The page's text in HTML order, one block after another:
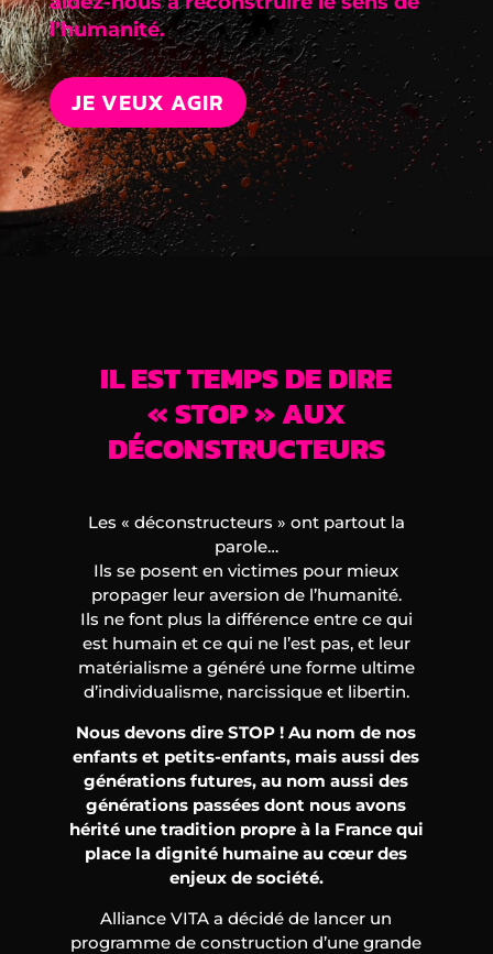
l’humanité.
JE VEUX AGIR
IL EST TEMPS DE DIRE
« STOP » AUX
DÉCONSTRUCTEURS
Les « déconstructeurs » ont partout la
parole…
Ils se posent en victimes pour mieux
propager leur aversion de l’humanité.
Ils ne font plus la différence entre ce qui
est humain et ce qui ne l’est pas, et leur
matérialisme a généré une forme ultime
d’individualisme, narcissique et libertin.
Nous devons dire STOP ! Au nom de nos
enfants et petits-enfants, mais aussi des
générations futures, au nom aussi des
générations passées dont nous avons
hérité une tradition propre à la France qui
place la dignité humaine au cœur des
enjeux de société.
Alliance VITA a décidé de lancer un
programme de construction d’une grande